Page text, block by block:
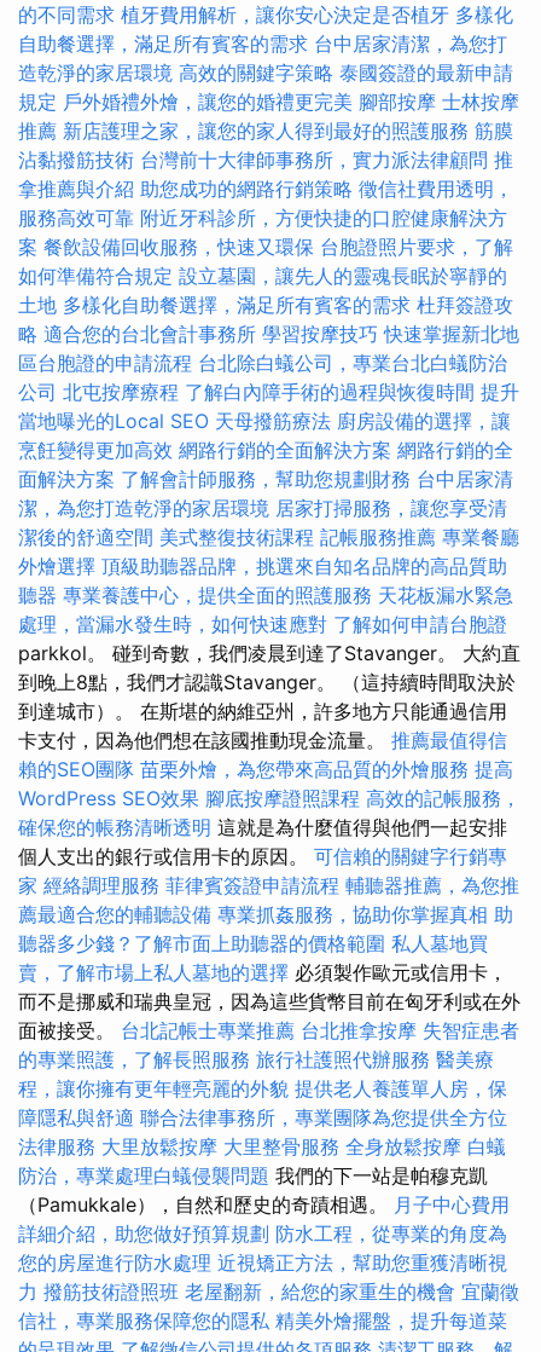
的不同需求 植牙費用解析，讓你安心決定是否植牙 多樣化
自助餐選擇，滿足所有賓客的需求 台中居家清潔，為您打
造乾淨的家居環境 高效的關鍵字策略 泰國簽證的最新申請
規定 戶外婚禮外燴，讓您的婚禮更完美 腳部按摩 士林按摩
推薦 新店護理之家，讓您的家人得到最好的照護服務 筋膜
沾黏撥筋技術 台灣前十大律師事務所，實力派法律顧問 推
拿推薦與介紹 助您成功的網路行銷策略 徵信社費用透明，
服務高效可靠 附近牙科診所，方便快捷的口腔健康解決方
案 餐飲設備回收服務，快速又環保 台胞證照片要求，了解
如何準備符合規定 設立墓園，讓先人的靈魂長眠於寧靜的
土地 多樣化自助餐選擇，滿足所有賓客的需求 杜拜簽證攻
略 適合您的台北會計事務所 學習按摩技巧快速掌握新北地
區台胞證的申請流程 台北除白蟻公司，專業台北白蟻防治
公司 北屯按摩療程 了解白內障手術的過程與恢復時間 提升
當地曝光的Local SEO 天母撥筋療法 廚房設備的選擇，讓
烹飪變得更加高效 網路行銷的全面解決方案 網路行銷的全
面解決方案 了解會計師服務，幫助您規劃財務 台中居家清
潔，為您打造乾淨的家居環境 居家打掃服務，讓您享受清
潔後的舒適空間 美式整復技術課程 記帳服務推薦 專業餐廳
外燴選擇 頂級助聽器品牌，挑選來自知名品牌的高品質助
聽器 專業養護中心，提供全面的照護服務 天花板漏水緊急
處理，當漏水發生時，如何快速應對 了解如何申請台胞證
parkkol。 碰到奇數，我們凌晨到達了Stavanger。 大約直
到晚上8點，我們才認識Stavanger。 （這持續時間取決於
到達城市）。 在斯堪的納維亞州，許多地方只能通過信用
卡支付，因為他們想在該國推動現金流量。 推薦最值得信
賴的SEO團隊 苗栗外燴，為您帶來高品質的外燴服務 提高
WordPress SEO效果 腳底按摩證照課程 高效的記帳服務，
確保您的帳務清晰透明 這就是為什麼值得與他們一起安排
個人支出的銀行或信用卡的原因。 可信賴的關鍵字行銷專
家 經絡調理服務 菲律賓簽證申請流程 輔聽器推薦，為您推
薦最適合您的輔聽設備 專業抓姦服務，協助你掌握真相 助
聽器多少錢？了解市面上助聽器的價格範圍 私人墓地買
賣，了解市場上私人墓地的選擇 必須製作歐元或信用卡，
而不是挪威和瑞典皇冠，因為這些貨幣目前在匈牙利或在外
面被接受。 台北記帳士專業推薦 台北推拿按摩 失智症患者
的專業照護，了解長照服務 旅行社護照代辦服務 醫美療
程，讓你擁有更年輕亮麗的外貌 提供老人養護單人房，保
障隱私與舒適 聯合法律事務所，專業團隊為您提供全方位
法律服務 大里放鬆按摩 大里整骨服務 全身放鬆按摩 白蟻
防治，專業處理白蟻侵襲問題 我們的下一站是帕穆克凱
（Pamukkale），自然和歷史的奇蹟相遇。
月子中心費用
詳細介紹，助您做好預算規劃 防水工程，從專業的角度為
您的房屋進行防水處理 近視矯正方法，幫助您重獲清晰視
力 撥筋技術證照班 老屋翻新，給您的家重生的機會 宜蘭徵
信社，專業服務保障您的隱私 精美外燴擺盤，提升每道菜